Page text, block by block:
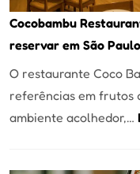
Cocobambu
reservar em São Paulo
O restaurante Coco
referências em frutos
ambiente acolhedor,…